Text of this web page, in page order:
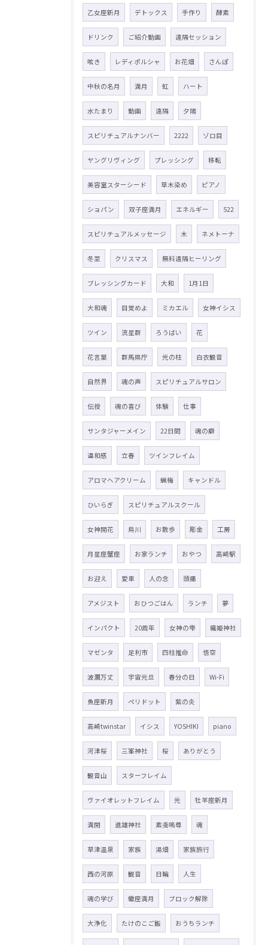
乙女座新月 デトックス 手作り 酵素
ドリンク ご紹介動画 遠隔セッション
呟き レディポルシャ お花畑 さんぽ
中秋の名月 満月 虹 ハート
水たまり 動画 遠隔 夕陽
スピリチュアルナンバー 2222 ゾロ目
ヤングリヴィング プレッシング 移転
美容室スターシード 草木染め ピアノ
ショパン 双子座満月 エネルギー 522
スピリチュアルメッセージ 木 ネメトーナ
冬至 クリスマス 無料遠隔ヒーリング
ブレッシングカード 大和 1月1日
大和魂 目覚めよ ミカエル 女神イシス
ツイン 流星群 ろうばい 花
花言葉 群馬県庁 光の柱 白衣観音
自然界 魂の声 スピリチュアルサロン
伝授 魂の喜び 体験 仕事
サンタジャーメイン 22日間 魂の癖
違和感 立春 ツインフレイム
アロマヘアクリーム 蝋梅 キャンドル
ひいらぎ スピリチュアルスクール
女神開花 烏川 お散歩 彫金 工房
月星座蟹座 お家ランチ おやつ 高崎駅
お迎え 愛車 人の念 頭痛
アメジスト おひつごはん ランチ 夢
インパクト 20周年 女神の雫 織姫神社
マゼンタ 足利市 四柱推命 悟空
波瀾万丈 宇宙元旦 春分の日 Wi-Fi
魚座新月 ペリドット 紫の炎
高崎twinstar イシス YOSHIKI piano
河津桜 三峯神社 桜 ありがとう
観音山 スターフレイム
ヴァイオレットフレイム 光 牡羊座新月
満開 進雄神社 素戔嗚尊 魂
草津温泉 家族 湯畑 家族旅行
西の河原 観音 日輪 人生
魂の学び 蠍座満月 ブロック解除
大浄化 たけのこご飯 おうちランチ